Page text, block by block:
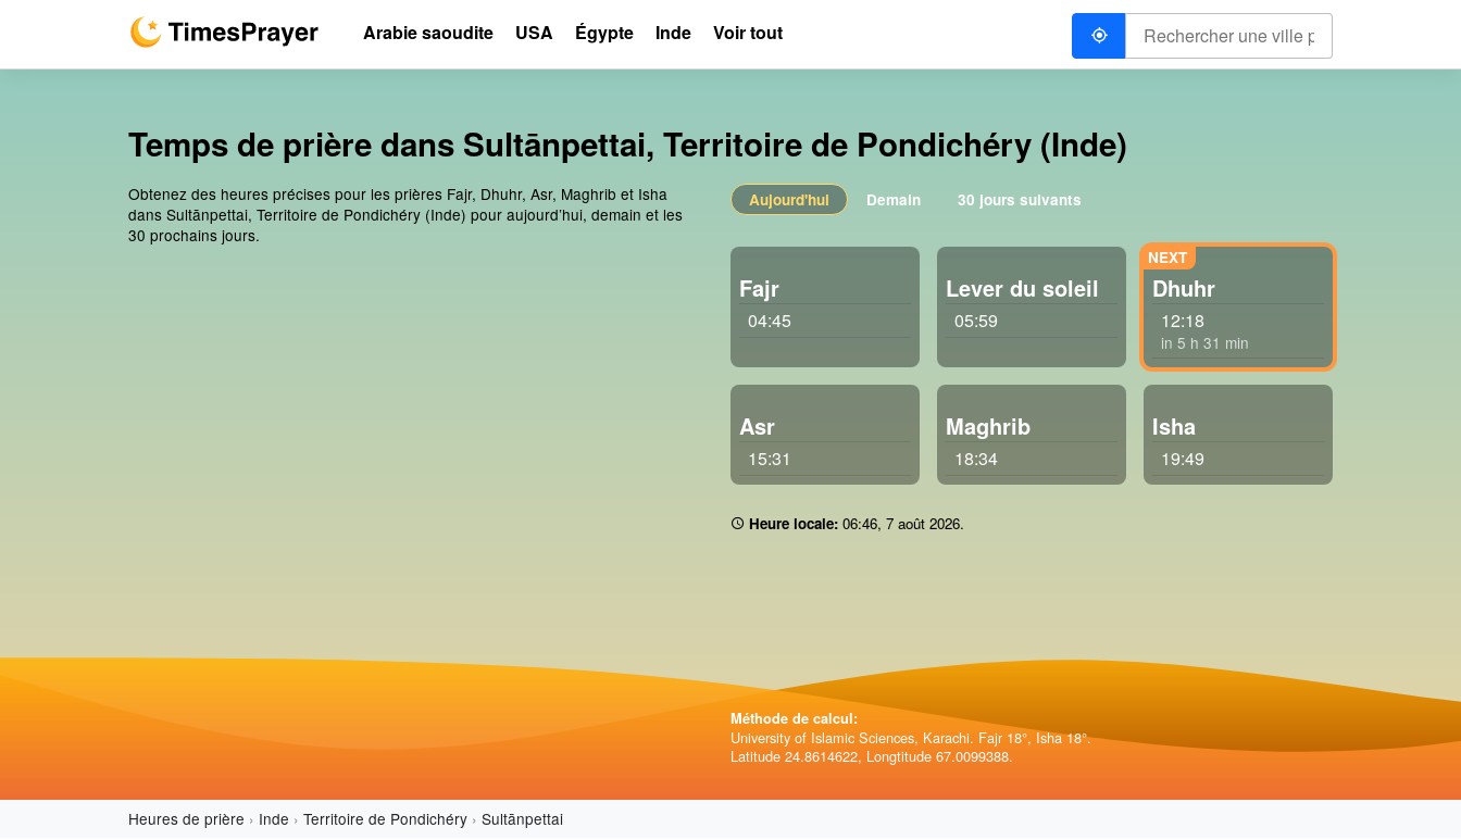
Temps de prière dans Sultānpettai, Territoire de Pondichéry (Inde)
Obtenez des heures précises pour les prières Fajr, Dhuhr, Asr, Maghrib et Isha
dans Sultānpettai, Territoire de Pondichéry (Inde) pour aujourd’hui, demain et les
30 prochains jours.
Aujourd'hui Demain 30 jours suivants
Fajr
04:45
Lever du soleil
05:59
Dhuhr
12:18
in 5 h 31 min
Asr
15:31
Maghrib
18:34
Isha
19:49
Heure locale: 06:46, 7 août 2026.
Méthode de calcul:
University of Islamic Sciences, Karachi. Fajr 18°, Isha 18°.
Latitude 24.8614622, Longtitude 67.0099388.
Heures de prière Inde Territoire de Pondichéry Sultānpettai
Arabie saoudite USA Égypte Inde Voir tout